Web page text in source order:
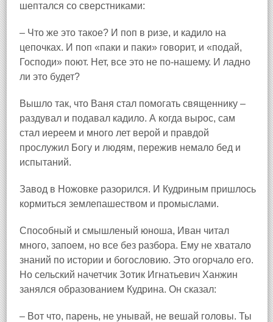
шептался со сверстниками:
– Что же это такое? И поп в ризе, и кадило на
цепочках. И поп «паки и паки» говорит, и «подай,
Господи» поют. Нет, все это не по‑нашему. И ладно
ли это будет?
Вышло так, что Ваня стал помогать священнику –
раздувал и подавал кадило. А когда вырос, сам
стал иереем и много лет верой и правдой
прослужил Богу и людям, пережив немало бед и
испытаний.
Завод в Ножовке разорился. И Кудриным пришлось
кормиться землепашеством и промыслами.
Способный и смышленый юноша, Иван читал
много, запоем, но все без разбора. Ему не хватало
знаний по истории и богословию. Это огорчало его.
Но сельский начетчик Зотик Игнатьевич Ханжин
занялся образованием Кудрина. Он сказал:
– Вот что, парень, не унывай, не вешай головы. Ты